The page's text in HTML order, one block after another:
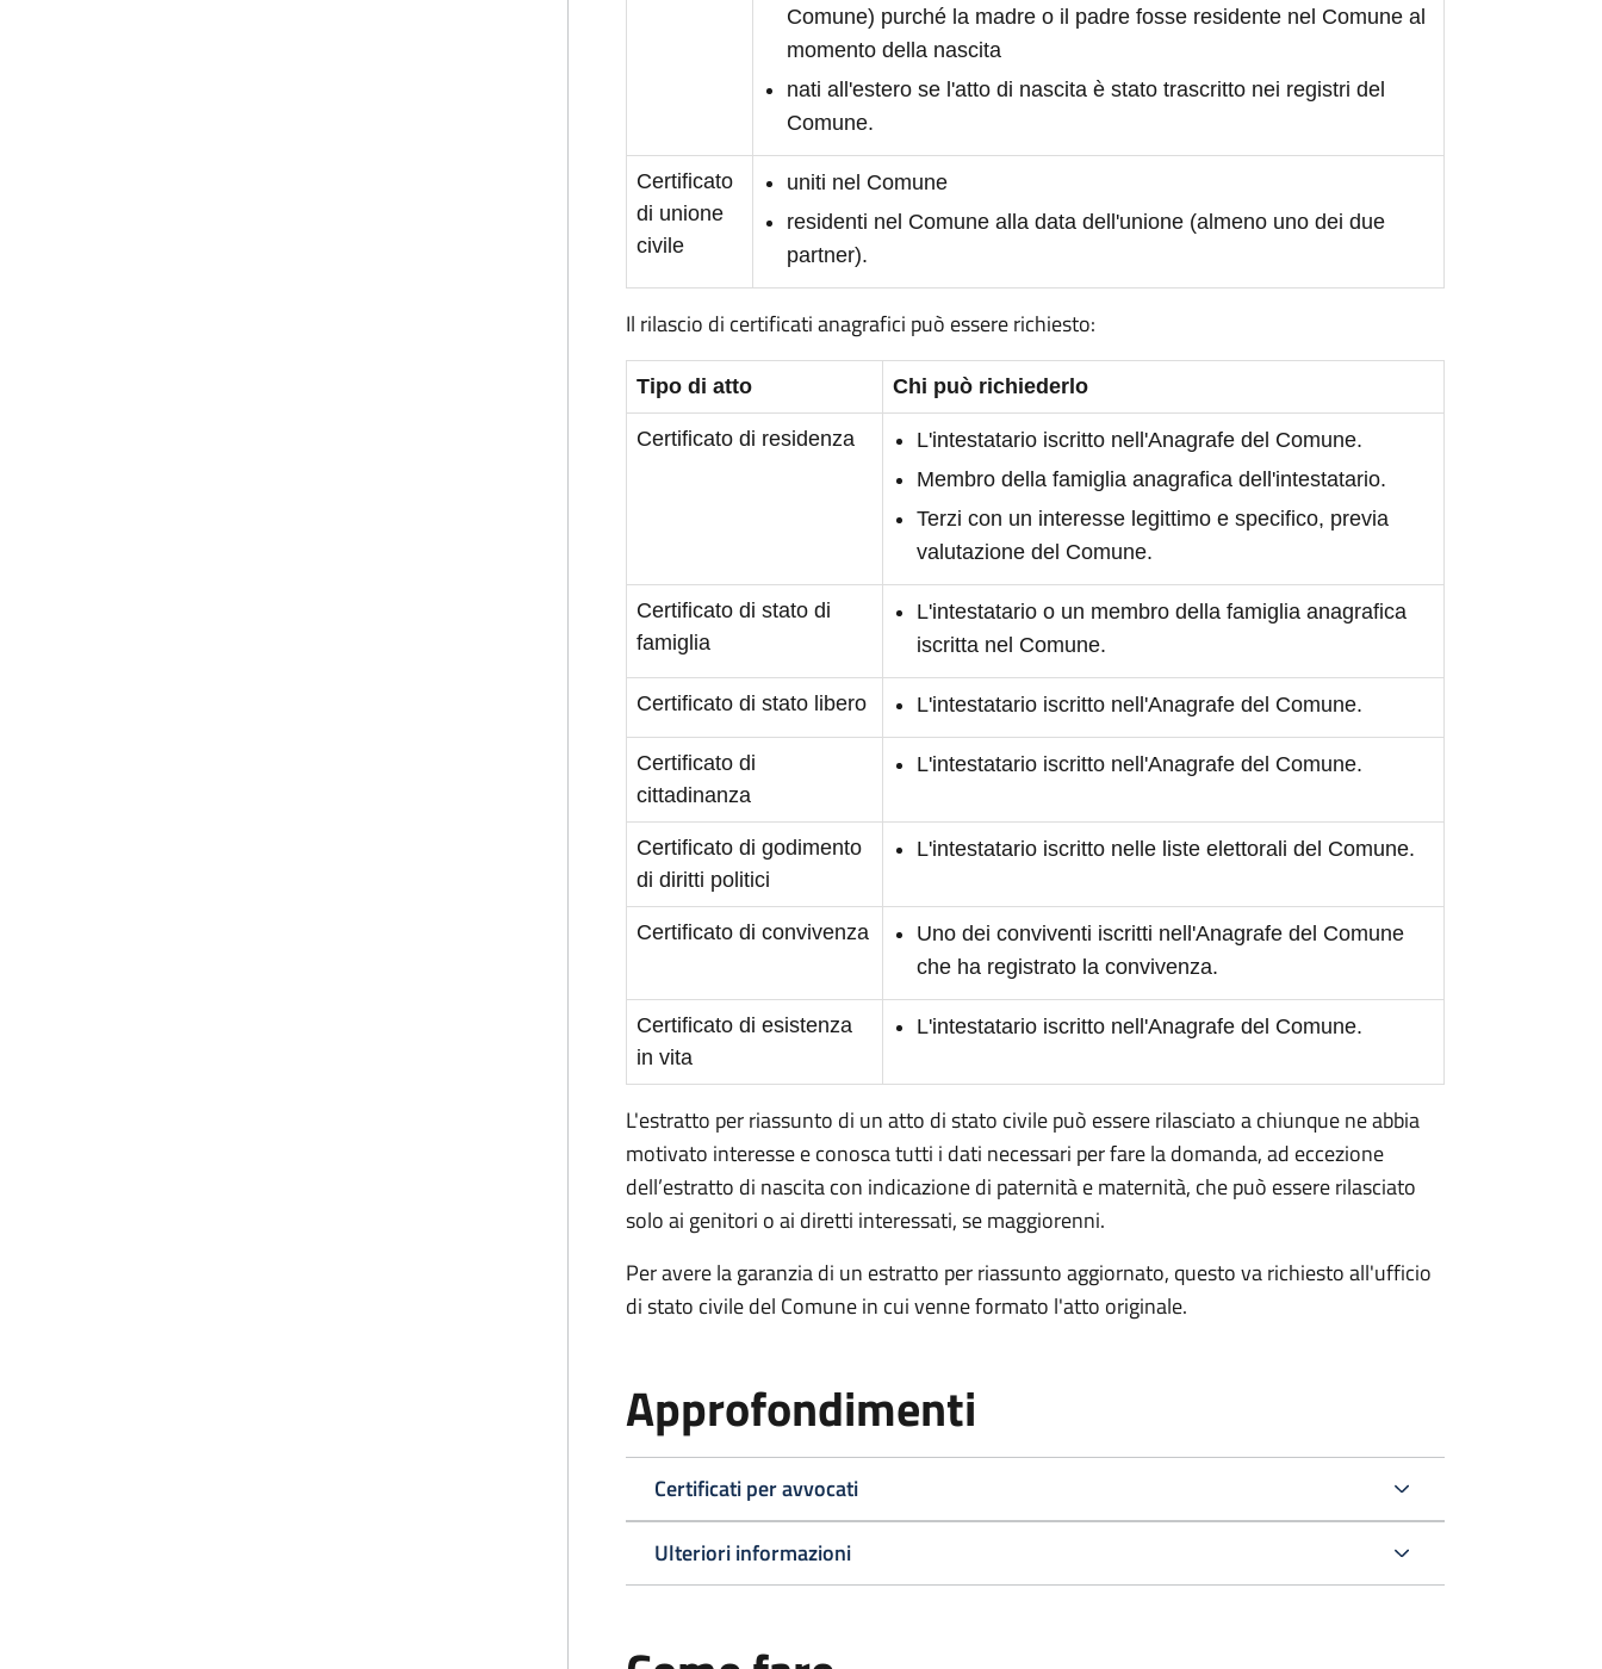
Comune) purché la madre o il padre fosse residente nel Comune al
momento della nascita
nati all'estero se l'atto di nascita è stato trascritto nei registri del
Comune.
Certificato
di unione
civile
uniti nel Comune
residenti nel Comune alla data dell'unione (almeno uno dei due
partner).
Il rilascio di certificati anagrafici può essere richiesto:
Tipo di atto Chi può richiederlo
Certificato di residenza
L'intestatario iscritto nell'Anagrafe del Comune.
Membro della famiglia anagrafica dell'intestatario.
Terzi con un interesse legittimo e specifico, previa
valutazione del Comune.
Certificato di stato di
famiglia
L'intestatario o un membro della famiglia anagrafica
iscritta nel Comune.
Certificato di stato libero L'intestatario iscritto nell'Anagrafe del Comune.
Certificato di
cittadinanza
L'intestatario iscritto nell'Anagrafe del Comune.
Certificato di godimento
di diritti politici
L'intestatario iscritto nelle liste elettorali del Comune.
Certificato di convivenza
Uno dei conviventi iscritti nell'Anagrafe del Comune
che ha registrato la convivenza.
Certificato di esistenza
in vita
L'intestatario iscritto nell'Anagrafe del Comune.
L'estratto per riassunto di un atto di stato civile può essere rilasciato a chiunque ne abbia
motivato interesse e conosca tutti i dati necessari per fare la domanda, ad eccezione
dell’estratto di nascita con indicazione di paternità e maternità, che può essere rilasciato
solo ai genitori o ai diretti interessati, se maggiorenni.
Per avere la garanzia di un estratto per riassunto aggiornato, questo va richiesto all'ufficio
di stato civile del Comune in cui venne formato l'atto originale.
Approfondimenti
Certificati per avvocati
Ulteriori informazioni